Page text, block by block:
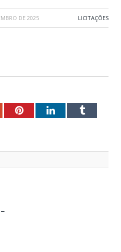
DE 2025 LICITAÇÕES
PinterestLinkedInTumblr